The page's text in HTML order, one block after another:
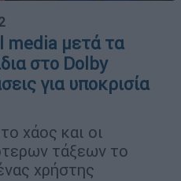
media μετά τα
στο Dolby
για υποκρισία
χάος και οι
τάξεων το
χρήστης